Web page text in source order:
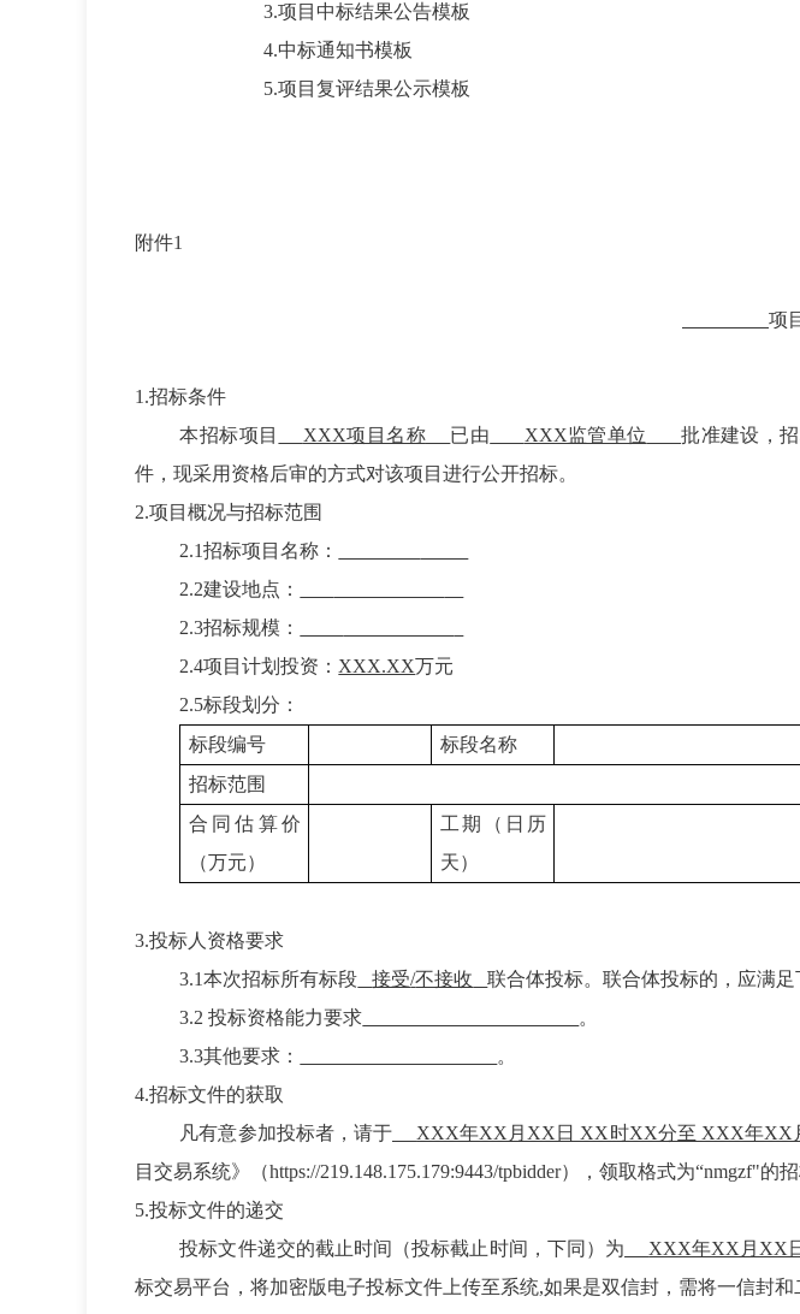
3.项目中标结果公告模板
4.中标通知书模板
5.项目复评结果公示模板
附件1
项
1.招标条件
本招标项目
XXX项目名称 已由 XXX监管单位 批准建设，
件，现采用资格后审的方式对该项目进行公开招标。
2.项目概况与招标范围
2.1招标项目名称：
2.2建设地点：
2.3招标规模：
2.4项目计划投资： XXX.XX万元
2.5标段划分：
标段编号
标段名称
招标范围
合同估算价
（万元）
工期（日历
天）
3.投标人资格要求
3.1本次招标所有标段 接受/不接收 联合体投标。联合体投标的，应满足
3.2投标资格能力要求
。
3.3其他要求：
。
4.招标文件的获取
凡有意参加投标者，请于
XXX年XX月XX日 XX时XX分至 XXX年XX
目交易系统》（https://219.148.175.179:9443/tpbidder），领取格式为“nmgzf"
5.投标文件的递交
投标文件递交的截止时间（投标截止时间，下同）为
XXX年XX月XX
标交易平台，将加密版电子投标文件上传至系统,如果是双信封，需将一信封和